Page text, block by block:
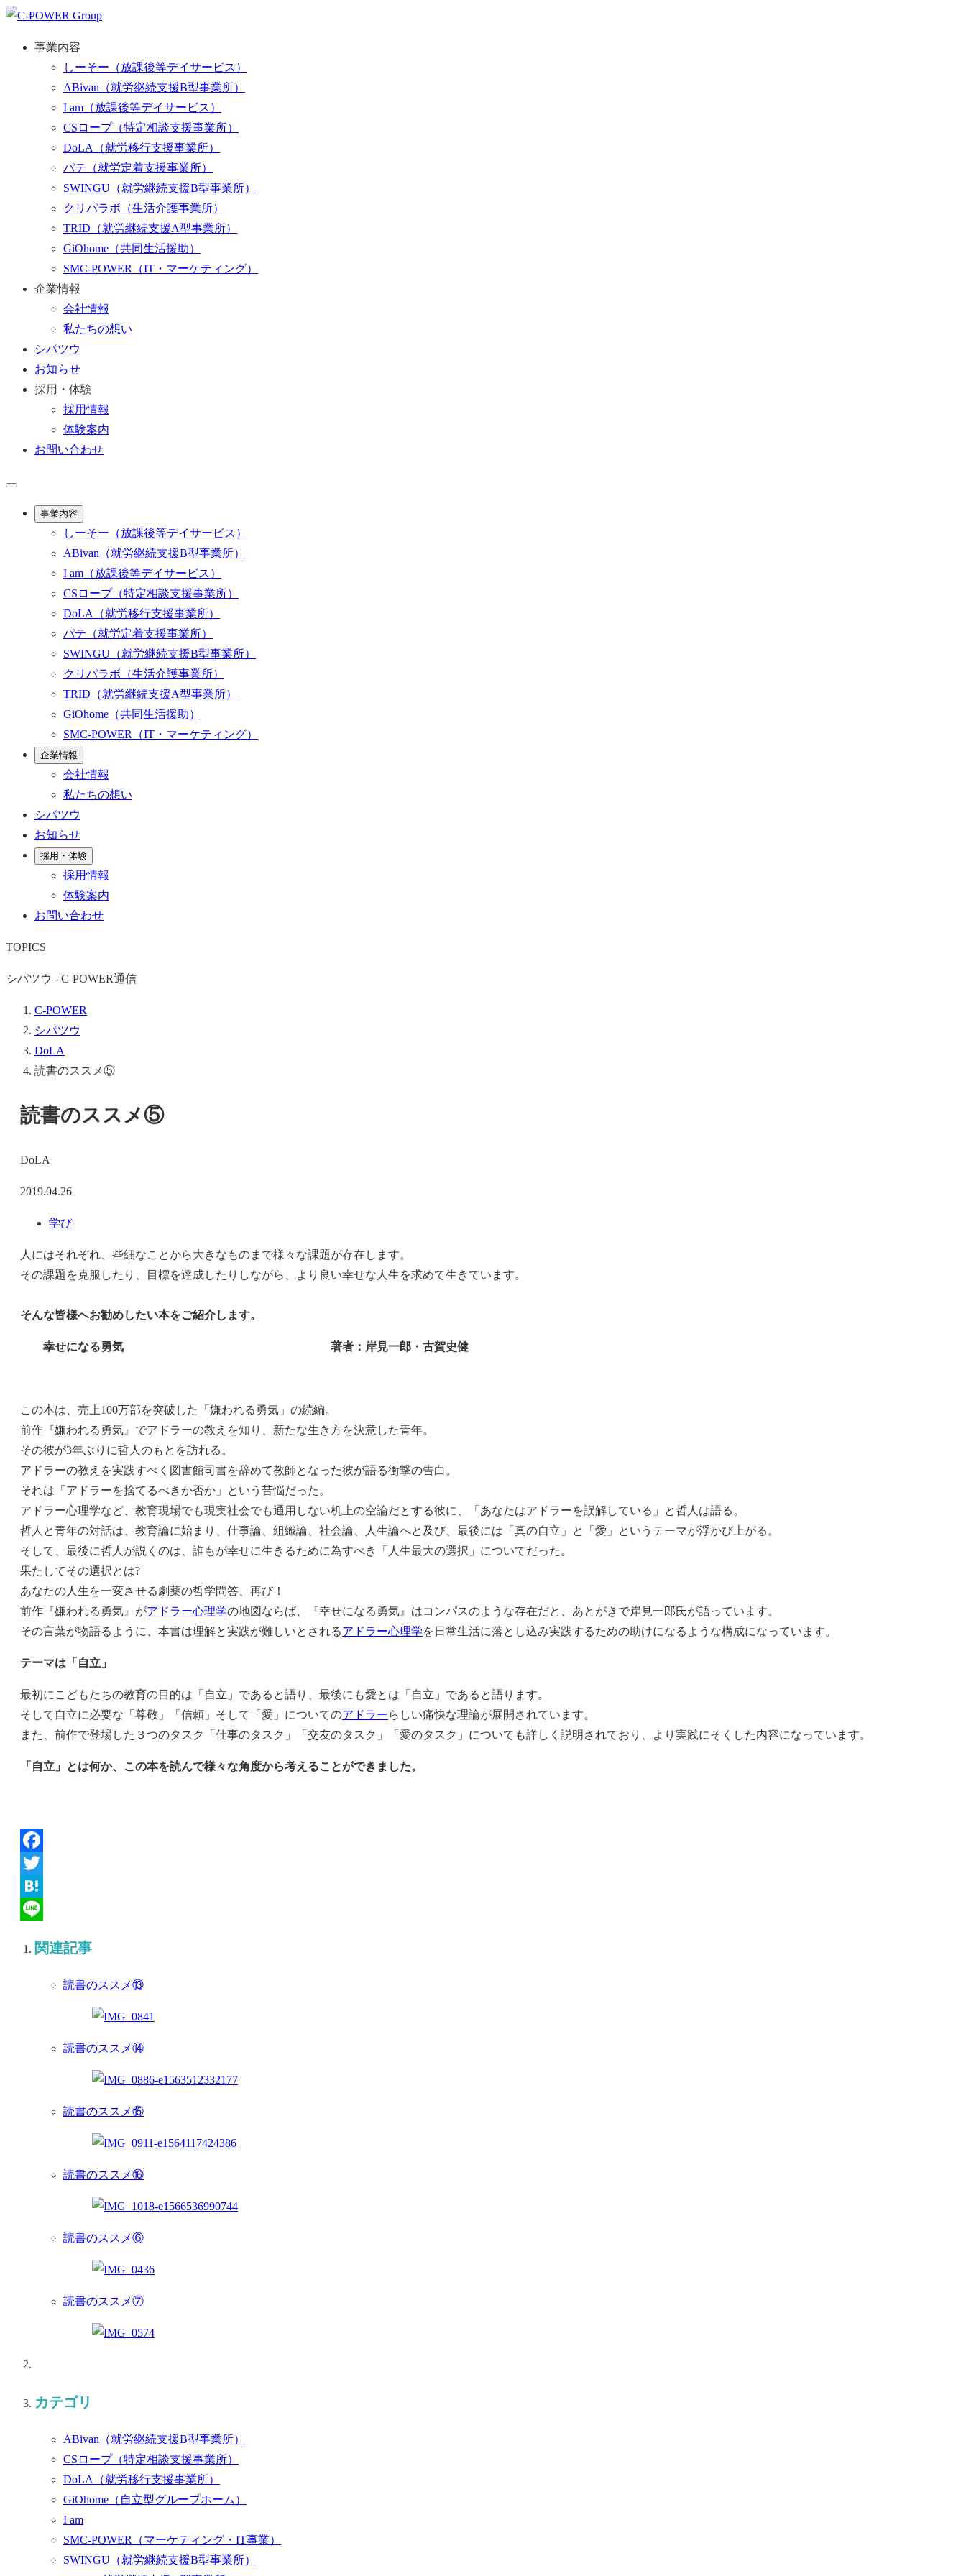
事業内容
しーそー （放課後等デイサービス）
ABivan （就労継続支援B型事業所）
I am （放課後等デイサービス）
CSロープ（特定相談支援事業所）
DoLA
（就労移行支援事業所）
パテ （就労定着支援事業所）
SWINGU （就労継続支援B型事業所）
クリパラボ （生活介護事業所）
TRID （就労継続支援A型事業所）
GiOhome （共同生活援助）
SMC-POWER
（IT・マーケティング）
企業情報
会社情報
私たちの想い
シパツウ
お知らせ
採用・体験
採用情報
体験案内
お問い合わせ
事業内容
しーそー （放課後等デイサービス）
ABivan （就労継続支援B型事業所）
I am （放課後等デイサービス）
CSロープ（特定相談支援事業所）
DoLA
（就労移行支援事業所）
パテ （就労定着支援事業所）
SWINGU （就労継続支援B型事業所）
クリパラボ （生活介護事業所）
TRID （就労継続支援A型事業所）
GiOhome （共同生活援助）
SMC-POWER
（IT・マーケティング）
企業情報
会社情報
私たちの想い
シパツウ
お知らせ
採用・体験
採用情報
体験案内
お問い合わせ
TOPICS
シパツウ - C-POWER通信
C-POWER
シパツウ
DoLA
読書のススメ⑤
読書のススメ⑤
DoLA
2019.04.26
学び
人にはそれぞれ、些細なことから大きなものまで様々な課題が存在します。
その課題を克服したり、目標を達成したりしながら、より良い幸せな人生を求めて生きています。
そんな皆様へお勧めしたい本をご紹介します。
幸せになる勇気 著者：岸見一郎・古賀史健
この本は、売上100万部を突破した「嫌われる勇気」の続編。
前作『嫌われる勇気』でアドラーの教えを知り、新たな生き方を決意した青年。
その彼が3年ぶりに哲人のもとを訪れる。
アドラーの教えを実践すべく図書館司書を辞めて教師となった彼が語る衝撃の告白。
それは「アドラーを捨てるべきか否か」という苦悩だった。
アドラー心理学など、教育現場でも現実社会でも通用しない机上の空論だとする彼に、「あなたはアドラーを誤解している」と哲人は語る。
哲人と青年の対話は、教育論に始まり、仕事論、組織論、社会論、人生論へと及び、最後には「真の自立」と「愛」というテーマが浮かび上がる。
そして、最後に哲人が説くのは、誰もが幸せに生きるために為すべき「人生最大の選択」についてだった。
果たしてその選択とは?
あなたの人生を一変させる劇薬の哲学問答、再び！
前作『嫌われる勇気』がアドラー心理学の地図ならば、『幸せになる勇気』はコンパスのような存在だと、あとがきで岸見一郎氏が語っています。
その言葉が物語るように、本書は理解と実践が難しいとされるアドラー心理学を日常生活に落とし込み実践するための助けになるような構成になっています。
テーマは「自立」
最初にこどもたちの教育の目的は「自立」であると語り、最後にも愛とは「自立」であると語ります。
そして自立に必要な「尊敬」「信頼」そして「愛」についてのアドラーらしい痛快な理論が展開されています。
また、前作で登場した３つのタスク「仕事のタスク」「交友のタスク」「愛のタスク」についても詳しく説明されており、より実践にそくした内容になっています。
「自立」とは何か、この本を読んで様々な角度から考えることができました。
Facebook
Twitter
Hatena
関連記事
読書のススメ⑬
読書のススメ⑭
読書のススメ⑮
読書のススメ⑯
読書のススメ⑥
読書のススメ⑦
カテゴリ
ABivan （就労継続支援B型事業所）
CSロープ （特定相談支援事業所）
DoLA （就労移行支援事業所）
GiOhome （自立型グループホーム）
I am
SMC-POWER （マーケティング・IT事業）
SWINGU （就労継続支援B型事業所）